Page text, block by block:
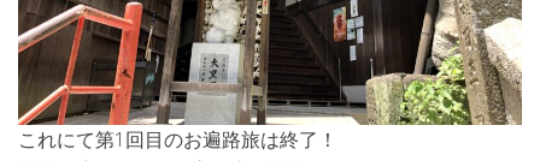
これにて第1回目のお遍路旅は終了！